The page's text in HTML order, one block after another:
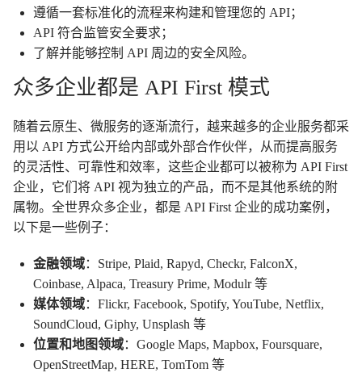
遵循一套标准化的流程来构建和管理您的 API；
API 符合监管安全要求；
了解并能够控制 API 周边的安全风险。
众多企业都是 API First 模式
随着云原生、微服务的逐渐流行，越来越多的企业服务都采
用以 API 方式公开给内部或外部合作伙伴，从而提高服务
的灵活性、可靠性和效率，这些企业都可以被称为 API First
企业，它们将 API 视为独立的产品，而不是其他系统的附
属物。全世界众多企业，都是 API First 企业的成功案例，
以下是一些例子：
金融领域：Stripe, Plaid, Rapyd, Checkr, FalconX,
Coinbase, Alpaca, Treasury Prime, Modulr 等
媒体领域：Flickr, Facebook, Spotify, YouTube, Netflix,
SoundCloud, Giphy, Unsplash 等
位置和地图领域：Google Maps, Mapbox, Foursquare,
OpenStreetMap, HERE, TomTom 等